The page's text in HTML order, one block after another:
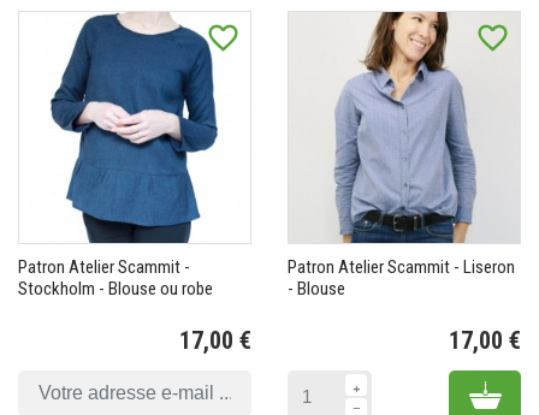
favorite_border
Patron Atelier Scammit -
Stockholm - Blouse ou robe
17,00 €
favorite_border
Patron Atelier Scammit - Liseron
- Blouse
17,00 €
Add